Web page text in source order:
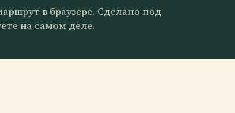
в браузере. Сделано под
на самом деле.